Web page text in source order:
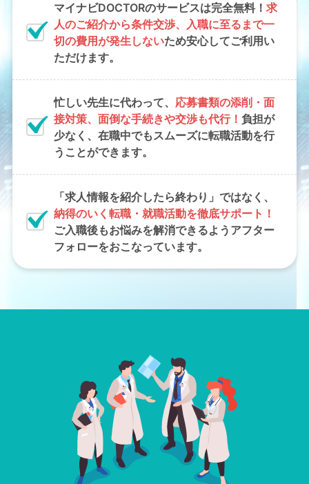
マイナビDOCTORのサービスは完全無料！ 求
人のご紹介から条件交渉、入職に至るまで一
切の費用が発生しないため安心してご利用い
ただけます。
忙しい先生に代わって、 応募書類の添削・面
接対策、面倒な手続きや交渉も代行！ 負担が
少なく、在職中でもスムーズに転職活動を行
うことができます。
「求人情報を紹介したら終わり」ではなく、
納得のいく転職・就職活動を徹底サポート！
ご入職後もお悩みを解消できるようアフター
フォローをおこなっています。